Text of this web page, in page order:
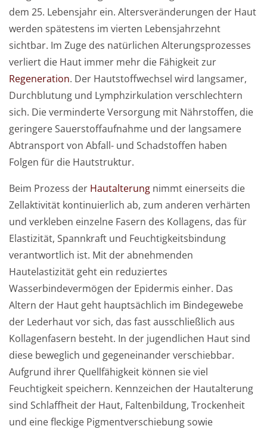
Produktsicherheit
Weiterführende
dem 25. Lebensjahr ein. Altersveränderungen der Haut
werden spätestens im vierten Lebensjahrzehnt
sichtbar. Im Zuge des natürlichen Alterungsprozesses
verliert die Haut immer mehr die Fähigkeit zur
Regeneration. Der Hautstoffwechsel wird langsamer,
Durchblutung und Lymphzirkulation verschlechtern
sich. Die verminderte Versorgung mit Nährstoffen, die
geringere Sauerstoffaufnahme und der langsamere
Abtransport von Abfall- und Schadstoffen haben
Folgen für die Hautstruktur.
Beim Prozess der Hautalterung nimmt einerseits die
Zellaktivität kontinuierlich ab, zum anderen verhärten
und verkleben einzelne Fasern des Kollagens, das für
Elastizität, Spannkraft und Feuchtigkeitsbindung
verantwortlich ist. Mit der abnehmenden
Hautelastizität geht ein reduziertes
Wasserbindevermögen der Epidermis einher. Das
Altern der Haut geht hauptsächlich im Bindegewebe
der Lederhaut vor sich, das fast ausschließlich aus
Kollagenfasern besteht. In der jugendlichen Haut sind
diese beweglich und gegeneinander verschiebbar.
Aufgrund ihrer Quellfähigkeit können sie viel
Feuchtigkeit speichern. Kennzeichen der Hautalterung
sind Schlaffheit der Haut, Faltenbildung, Trockenheit
und eine fleckige Pigmentverschiebung sowie